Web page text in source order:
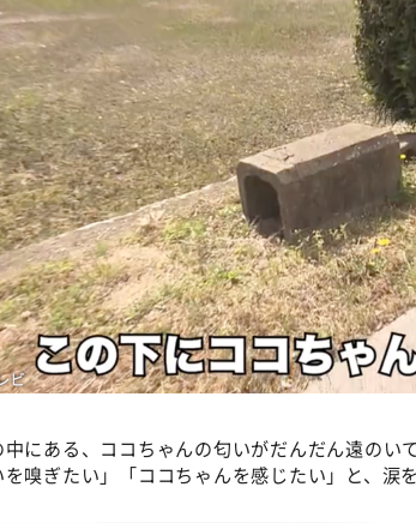
中にある、ココちゃんの匂いがだんだん遠のい
を嗅ぎたい」「ココちゃんを感じたい」と、涙を